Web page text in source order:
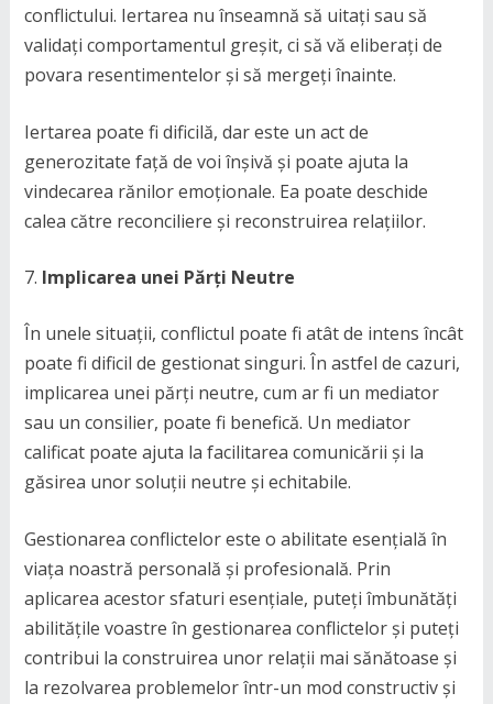
conflictului. Iertarea nu înseamnă să uitați sau să
validați comportamentul greșit, ci să vă eliberați de
povara resentimentelor și să mergeți înainte.
Iertarea poate fi dificilă, dar este un act de
generozitate față de voi înșivă și poate ajuta la
vindecarea rănilor emoționale. Ea poate deschide
calea către reconciliere și reconstruirea relațiilor.
Implicarea unei Părți Neutre
În unele situații, conflictul poate fi atât de intens încât
poate fi dificil de gestionat singuri. În astfel de cazuri,
implicarea unei părți neutre, cum ar fi un mediator
sau un consilier, poate fi benefică. Un mediator
calificat poate ajuta la facilitarea comunicării și la
găsirea unor soluții neutre și echitabile.
Gestionarea conflictelor este o abilitate esențială în
viața noastră personală și profesională. Prin
aplicarea acestor sfaturi esențiale, puteți îmbunătăți
abilitățile voastre în gestionarea conflictelor și puteți
contribui la construirea unor relații mai sănătoase și
la rezolvarea problemelor într-un mod constructiv și